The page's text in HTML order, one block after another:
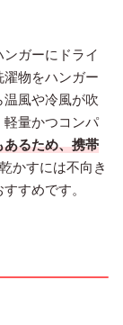
ガーにドライ
物をハンガー
風や冷風が吹
量かつコンパ
るため、携帯
かすには不向き
すめです。